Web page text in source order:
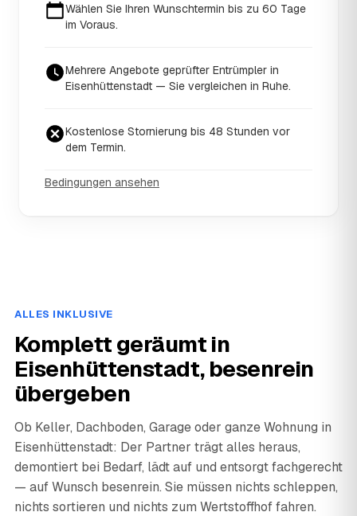
Wählen Sie Ihren Wunschtermin bis zu 60 Tage
im Voraus.
Mehrere Angebote geprüfter Entrümpler in
Eisenhüttenstadt — Sie vergleichen in Ruhe.
Kostenlose Stornierung bis 48 Stunden vor
dem Termin.
Bedingungen ansehen
ALLES INKLUSIVE
Komplett geräumt in
Eisenhüttenstadt, besenrein
übergeben
Ob Keller, Dachboden, Garage oder ganze Wohnung in
Eisenhüttenstadt: Der Partner trägt alles heraus,
demontiert bei Bedarf, lädt auf und entsorgt fachgerecht
— auf Wunsch besenrein. Sie müssen nichts schleppen,
nichts sortieren und nichts zum Wertstoffhof fahren.